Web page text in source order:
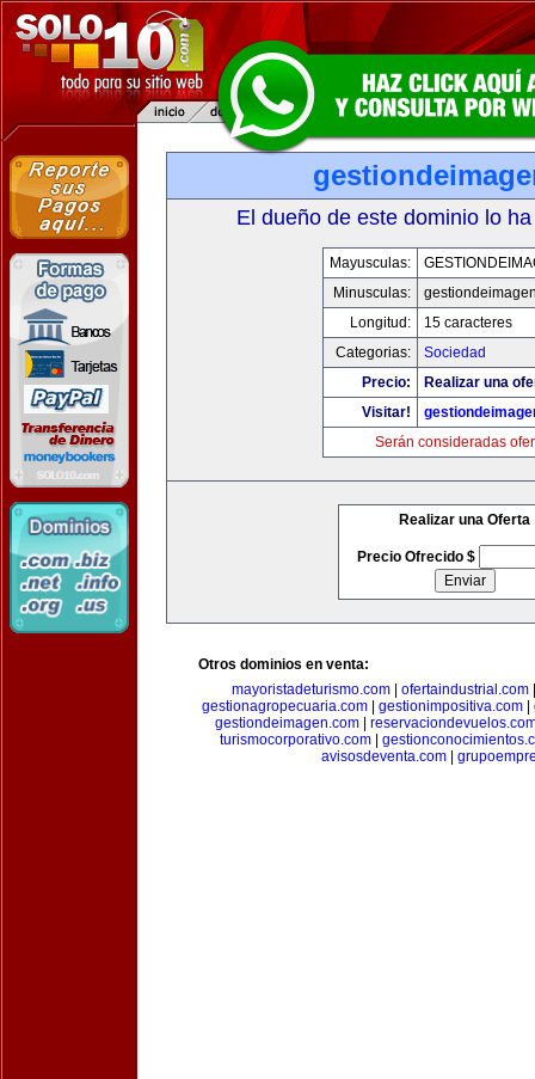
El dueño de este dominio lo
Mayusculas:
Minusculas:
Longitud:
15 caracteres
Categorias:
Sociedad
Precio:
Realizar una
Visitar!
Serán consideradas
Realizar una Oferta
Precio Ofrecido $
Otros dominios en venta:
mayoristadeturismo.com| ofertaindustrial.com
gestionagropecuaria.com
gestionimpositiva.com
gestiondeimagen.com
turismocorporativo.com
avisosdeventa.com